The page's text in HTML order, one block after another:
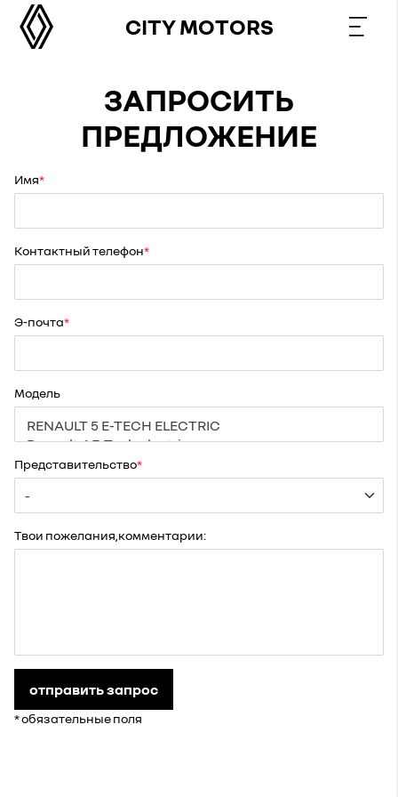
CITY MOTORS
ЗАПРОСИТЬ
ПРЕДЛОЖЕНИЕ
Имя
Контактный телефон
Э-почта
Модель
Представительство
Твои пожелания,комментарии:
отправить запрос
* обязательные поля